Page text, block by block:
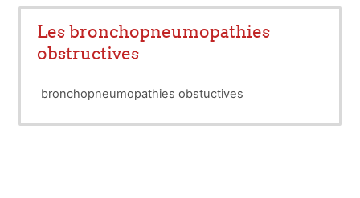
Les bronchopneumopathies
obstructives
bronchopneumopathies obstuctives